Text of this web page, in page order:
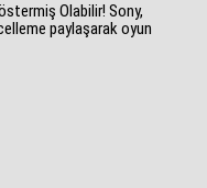
Olabilir! Sony,
paylaşarak oyun